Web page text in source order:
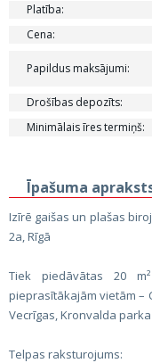
Platība:
Cena:
Papildus maksājumi:
Drošības depozīts:
Minimālais īres termiņš:
Īpašuma
Izīrē gaišas un plašas
2a, Rīgā
Tiek piedāvātas 20
pieprasītākajām vietām –
Vecrīgas, Kronvalda
Telpas raksturojums: